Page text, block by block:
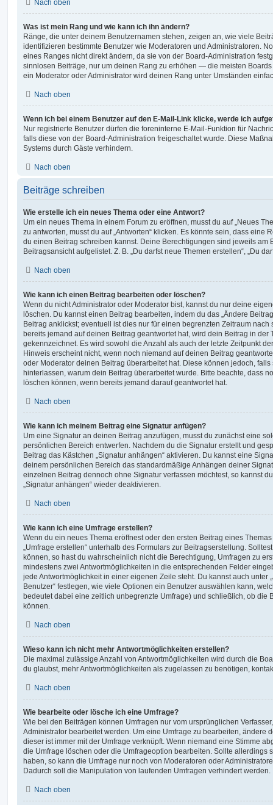
Nach oben
Was ist mein Rang und wie kann ich ihn ändern?
Ränge, die unter deinem Benutzernamen stehen, zeigen an, wie viele
identifizieren bestimmte Benutzer wie Moderatoren und Administratoren.
eines Ranges nicht direkt ändern, da sie von der Board-Administration
sinnlosen Beiträge, nur um deinen Rang zu erhöhen — die meisten
ein Moderator oder Administrator wird deinen Rang unter Umständen
Nach oben
Wenn ich bei einem Benutzer auf den E-Mail-Link klicke, werde ich
Nur registrierte Benutzer dürfen die foreninterne E-Mail-Funktion für
falls diese von der Board-Administration freigeschaltet wurde. Diese
Systems durch Gäste verhindern.
Nach oben
Beiträge schreiben
Wie erstelle ich ein neues Thema oder eine Antwort?
Um ein neues Thema in einem Forum zu eröffnen, musst du auf „Neues
zu antworten, musst du auf „Antworten“ klicken. Es könnte sein, dass eine
du einen Beitrag schreiben kannst. Deine Berechtigungen sind jeweils am
Beitragsansicht aufgelistet. Z. B. „Du darfst neue Themen erstellen“, „Du
Nach oben
Wie kann ich einen Beitrag bearbeiten oder löschen?
Wenn du nicht Administrator oder Moderator bist, kannst du nur deine
löschen. Du kannst einen Beitrag bearbeiten, indem du das „Ändere
Beitrag anklickst; eventuell ist dies nur für einen begrenzten Zeitraum
bereits jemand auf deinen Beitrag geantwortet hat, wird dein Beitrag in der
gekennzeichnet. Es wird sowohl die Anzahl als auch der letzte Zeitpunkt
Hinweis erscheint nicht, wenn noch niemand auf deinen Beitrag
oder Moderator deinen Beitrag überarbeitet hat. Diese können jedoch,
hinterlassen, warum dein Beitrag überarbeitet wurde. Bitte beachte, dass
löschen können, wenn bereits jemand darauf geantwortet hat.
Nach oben
Wie kann ich meinem Beitrag eine Signatur anfügen?
Um eine Signatur an deinen Beitrag anzufügen, musst du zunächst eine
persönlichen Bereich entwerfen. Nachdem du die Signatur erstellt und
Beitrag das Kästchen „Signatur anhängen“ aktivieren. Du kannst eine
deinem persönlichen Bereich das standardmäßige Anhängen deiner
einzelnen Beitrag dennoch ohne Signatur verfassen möchtest, so kannst
„Signatur anhängen“ wieder deaktivieren.
Nach oben
Wie kann ich eine Umfrage erstellen?
Wenn du ein neues Thema eröffnest oder den ersten Beitrag eines
„Umfrage erstellen“ unterhalb des Formulars zur Beitragserstellung.
können, so hast du wahrscheinlich nicht die Berechtigung, Umfragen zu
mindestens zwei Antwortmöglichkeiten in die entsprechenden Felder
jede Antwortmöglichkeit in einer eigenen Zeile steht. Du kannst auch unter
Benutzer“ festlegen, wie viele Optionen ein Benutzer auswählen kann,
bedeutet dabei eine zeitlich unbegrenzte Umfrage) und schließlich, ob die
können.
Nach oben
Wieso kann ich nicht mehr Antwortmöglichkeiten erstellen?
Die maximal zulässige Anzahl von Antwortmöglichkeiten wird durch die
du glaubst, mehr Antwortmöglichkeiten als zugelassen zu benötigen,
Nach oben
Wie bearbeite oder lösche ich eine Umfrage?
Wie bei den Beiträgen können Umfragen nur vom ursprünglichen
Administrator bearbeitet werden. Um eine Umfrage zu bearbeiten, ändere
dieser ist immer mit der Umfrage verknüpft. Wenn niemand eine Stimme
die Umfrage löschen oder die Umfrageoption bearbeiten. Sollte allerdings
haben, so kann die Umfrage nur noch von Moderatoren oder
Dadurch soll die Manipulation von laufenden Umfragen verhindert werden.
Nach oben